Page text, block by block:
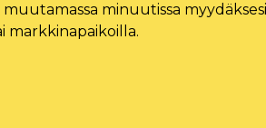
minuutissa
markkinapaikoilla.